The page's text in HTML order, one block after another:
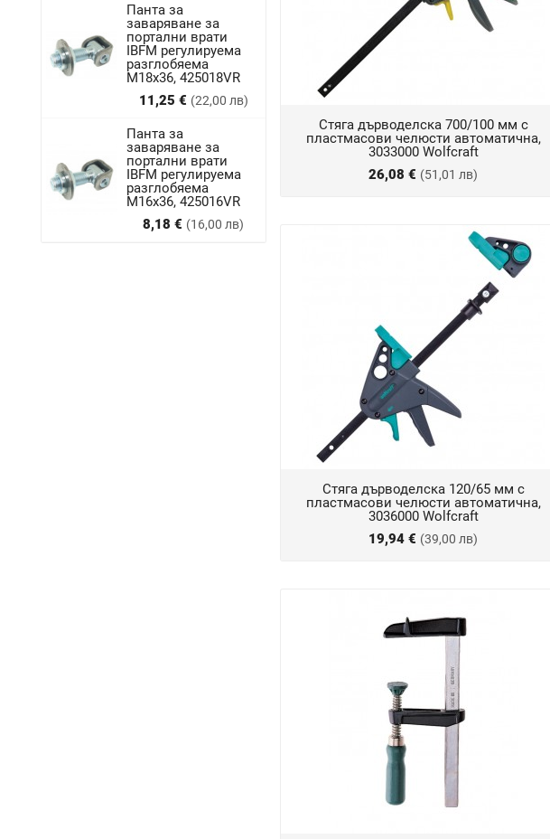
Панта за
заваряване за
портални врати
IBFM регулируема
разглобяема
M18x36, 425018VR
11,25 € (22,00 лв)
Цена
Панта за
заваряване за
портални врати
IBFM регулируема
разглобяема
М16х36, 425016VR
8,18 € (16,00 лв)
Цена
Стяга дърводелска 700/100 мм с
пластмасови челюсти автоматична,
3033000 Wolfcraft
26,08 € (51,01 лв)
Стяга дърводелска 120/65 мм с
пластмасови челюсти автоматична,
3036000 Wolfcraft
19,94 € (39,00 лв)